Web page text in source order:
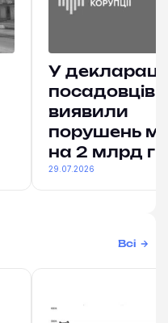
У
посадовців
виявили
порушень
на 2 млрд
29.07.2026
Всі